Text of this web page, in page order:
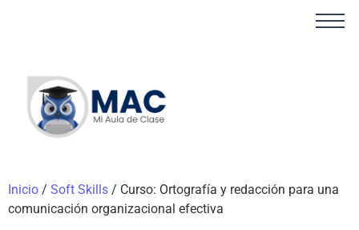
Inicio / Soft Skills / Curso: Ortografía y redacción para una
comunicación organizacional efectiva